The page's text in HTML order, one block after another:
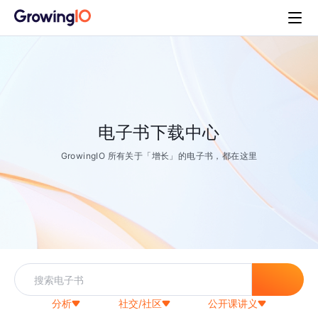
电子书下载中心
GrowingIO 所有关于「增长」的电子书，都在这里
分析 社交/社区 公开课讲义